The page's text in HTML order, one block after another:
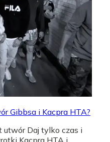
Gibbsa i Kacpra HTA?
utwór Daj tylko czas i